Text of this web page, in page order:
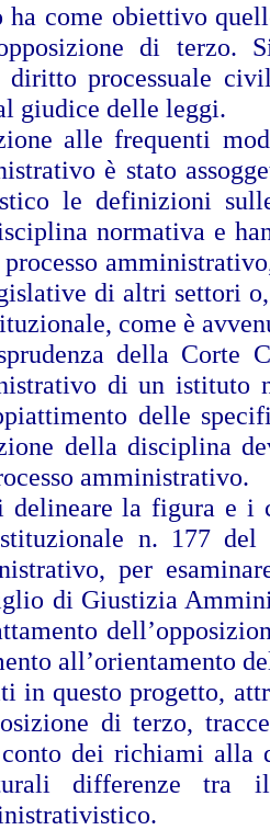
ha come obiettivo
di terzo.
diritto processuale
giudice delle leggi.
alle frequenti
è stato
le definizioni
normativa e
di altri settori o,
come è
della Corte
di un istituto
delle
della disciplina
amministrativo.
la figura e i
n. 177
per
di Giustizia
all’orientamento
in questo progetto,
di terzo,
conto dei richiami
differenze tra